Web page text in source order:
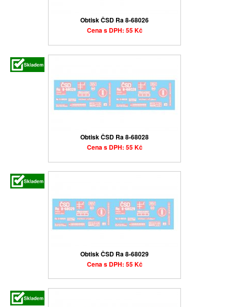
Obtisk ČSD Ra 8-68026
Cena s DPH: 55 Kč
Obtisk ČSD Ra 8-68028
Cena s DPH: 55 Kč
Obtisk ČSD Ra 8-68029
Cena s DPH: 55 Kč